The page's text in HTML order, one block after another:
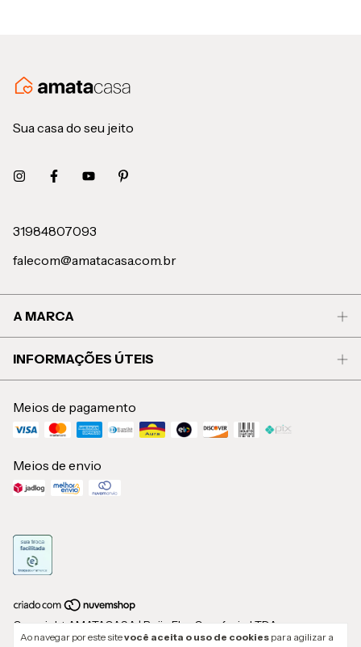
Ao navegar por este sitevocê aceita o uso de cookies para agilizar a
Sua casa do seu jeito
31984807093
falecom@amatacasa.com.br
A MARCA
INFORMAÇÕES ÚTEIS
Meios de pagamento
Meios de envio
Copyright AMATACASA | Beija Flor Comércio LTDA -
58276245000126 - 2026. Todos os direitos reservados.